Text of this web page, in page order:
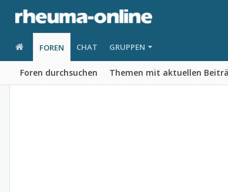
FOREN
Foren durchsuchen Themen mit aktuellen
CHAT GRUPPEN